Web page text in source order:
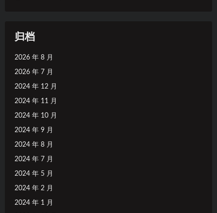
归档
2026 年 8 月
2026 年 7 月
2024 年 12 月
2024 年 11 月
2024 年 10 月
2024 年 9 月
2024 年 8 月
2024 年 7 月
2024 年 5 月
2024 年 2 月
2024 年 1 月